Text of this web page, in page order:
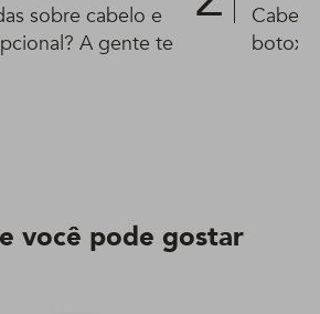
sobre cabelo e
A gente te
botox?
você pode gostar